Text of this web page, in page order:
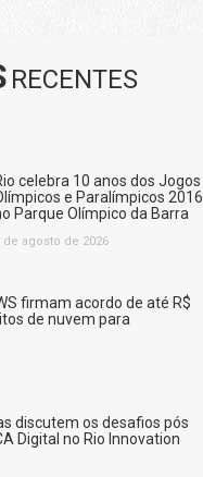
RECENTES
celebra 10 anos dos Jogos
e Paralímpicos 2016
Parque Olímpico da Barra
de agosto de 2026
firmam acordo de até R$
de nuvem para
discutem os desafios pós
Digital no Rio Innovation